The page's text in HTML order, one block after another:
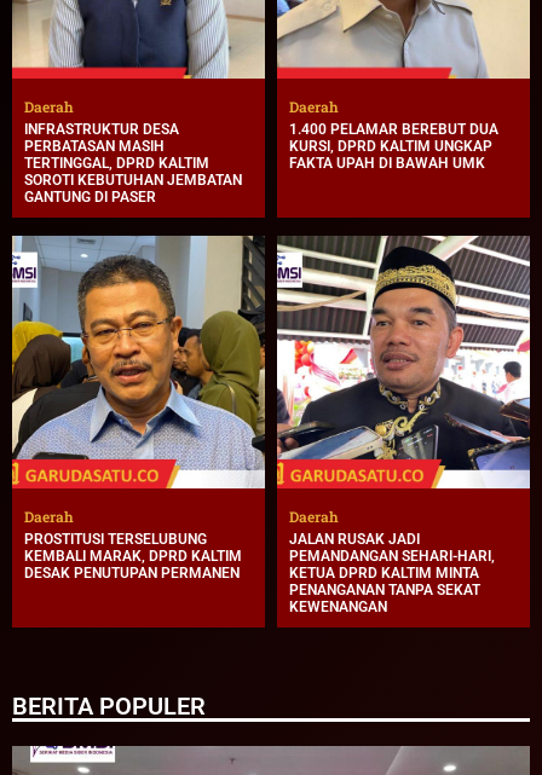
Daerah
INFRASTRUKTUR DESA
PERBATASAN MASIH
TERTINGGAL, DPRD KALTIM
SOROTI KEBUTUHAN JEMBATAN
GANTUNG DI PASER
Daerah
1.400 PELAMAR BEREBUT DUA
KURSI, DPRD KALTIM UNGKAP
FAKTA UPAH DI BAWAH UMK
Daerah
PROSTITUSI TERSELUBUNG
KEMBALI MARAK, DPRD KALTIM
DESAK PENUTUPAN PERMANEN
Daerah
JALAN RUSAK JADI
PEMANDANGAN SEHARI-HARI,
KETUA DPRD KALTIM MINTA
PENANGANAN TANPA SEKAT
KEWENANGAN
BERITA POPULER